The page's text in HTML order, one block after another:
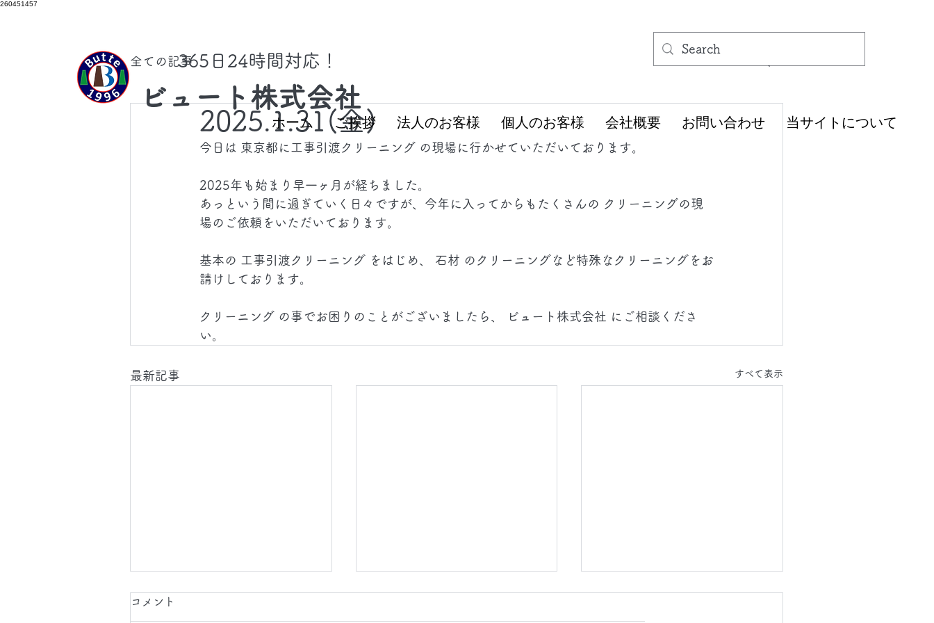
260451457
ビュート株式会社
​365日24時間対応！
ホーム ご挨拶 法人のお客様 個人のお客様 会社概要 お問い合わせ 当サイトについて
全ての記事
2025.1.31(金)
今日は 東京都に工事引渡クリーニング の現場に行かせていただいております。
2025年も始まり早一ヶ月が経ちました。
あっという間に過ぎていく日々ですが、今年に入ってからもたくさんの クリーニングの現
場のご依頼をいただいております。
基本の 工事引渡クリーニング をはじめ、 石材 のクリーニングなど特殊なクリーニングをお
請けしております。
クリーニング の事でお困りのことがございましたら、 ビュート株式会社 にご相談くださ
い。
最新記事 すべて表示
2026.8.6(木)
コメント